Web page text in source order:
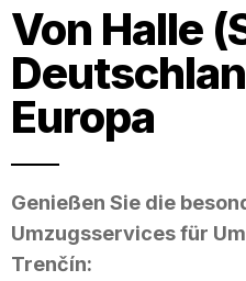
Von Halle
Europa
Genießen Sie die
Umzugsservices für
Trenčín: